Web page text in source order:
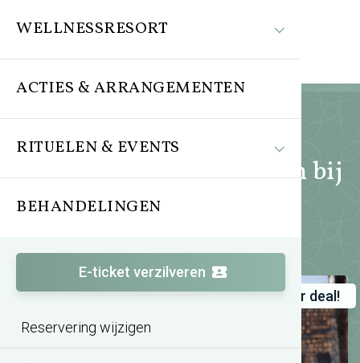
WELLNESSRESORT
ACTIES & ARRANGEMENTEN
RITUELEN & EVENTS
BEHANDELINGEN
E-ticket verzilveren
Reservering wijzigen
Acties en arrangementen bij
SpaWeesp
Zomeractie TREATMENTS®
Super deal!